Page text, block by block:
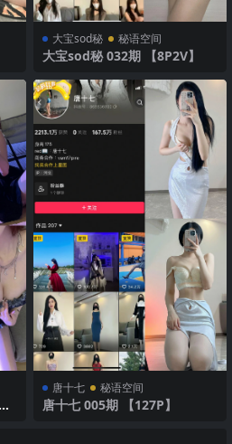
大宝sod秘 秘语空间
大宝sod秘 032期 【8P2V】
唐十七 秘语空间
唐十七 005期 【127P】